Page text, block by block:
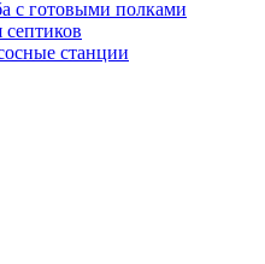
с готовыми полками
станции